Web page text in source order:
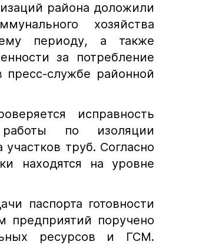
района доложили
хозяйства
периоду, а также
за потребление
пресс-службе районной
исправность
работы по изоляции
труб. Согласно
находятся на уровне
паспорта готовности
предприятий поручено
ресурсов и ГСМ.